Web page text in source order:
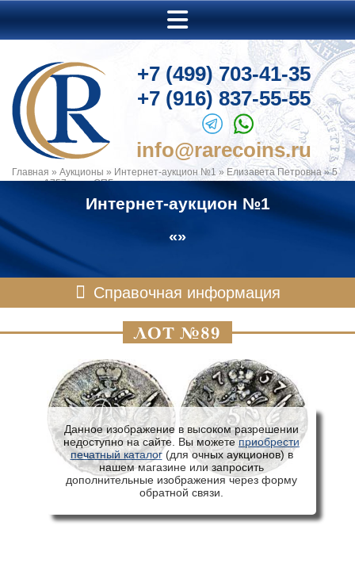
+7 (499) 703-41-35
+7 (916) 837-55-55
info@rarecoins.ru
Главная » Аукционы » Интернет-аукцион №1» Елизавета Петровна»5
копеек 1757 года. СПБ.
Интернет-аукцион №1
«»
Справочная информация
ЛОТ №89
Данное изображение в высоком разрешении
недоступно на сайте. Вы можетеприобрести
печатный каталог(для очных аукционов) в
нашем магазине или запросить
дополнительные изображения через форму
обратной связи.